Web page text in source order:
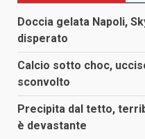
Doccia gelata Napoli,
disperato
Calcio sotto choc,
sconvolto
Precipita dal tetto,
è devastante